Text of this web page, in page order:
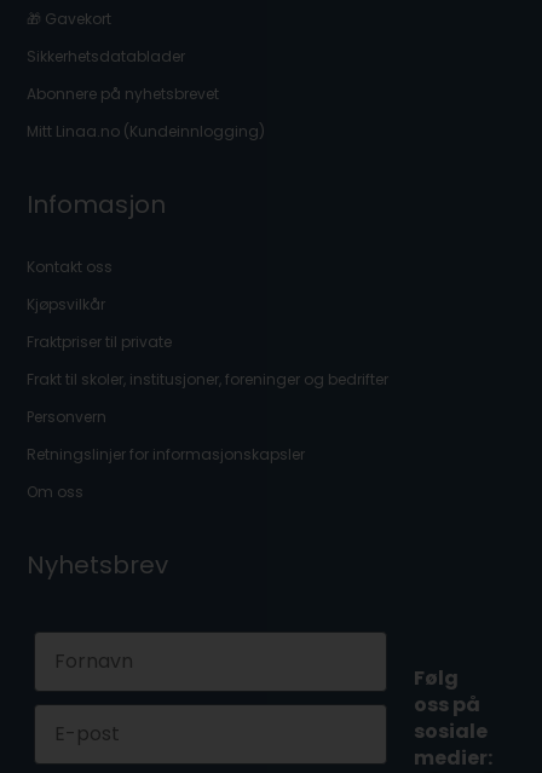
🎁 Gavekort
Sikkerhetsdatablader
Abonnere på nyhetsbrevet
Mitt Linaa.no (Kundeinnlogging)
Infomasjon
Kontakt oss
Kjøpsvilkår
Fraktpriser til private
Frakt til skoler, institusjoner, foreninger og bedrifter
Personvern
Retningslinjer for informasjonskapsler
Om oss
Nyhetsbrev
Følg
oss på
sosiale
medier: